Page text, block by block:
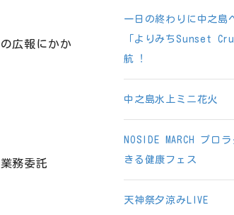
広報にかか
務委託
一日の終わりに中之島
「よりみちSunset
航︕
中之島水上ミニ花火
NOSIDE MARCH プロ
きる健康フェス
天神祭夕涼みLIVE